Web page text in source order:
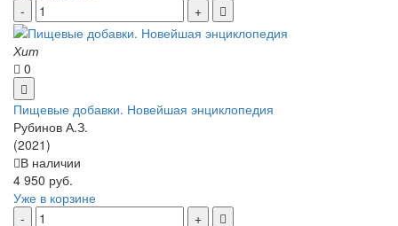
Хит
0
Пищевые добавки. Новейшая энциклопедия
Рубинов А.З.
(2021)
В наличии
4 950 руб.
Уже в корзине